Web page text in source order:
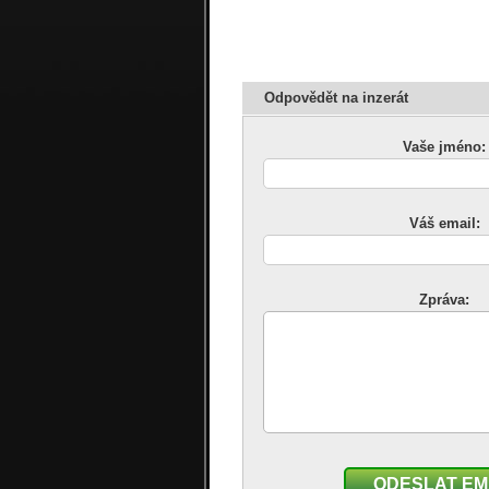
Odpovědět na inzerát
Vaše jméno:
Váš email:
Zpráva:
ODESLAT